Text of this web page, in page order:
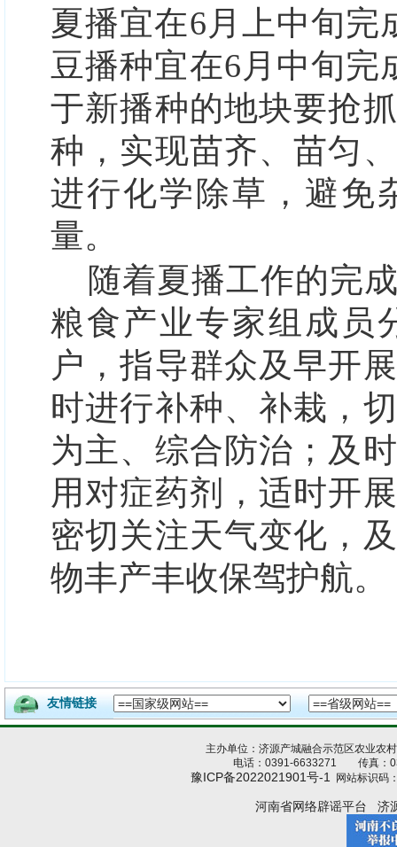
夏播宜在6月上中旬完
豆播种宜在6月中旬完
于新播种的地块要抢
种，实现苗齐、苗匀
进行化学除草，避免
量。
随着夏播工作的完
粮食产业专家组成员
户，指导群众及早开
时进行补种、补栽，
为主、综合防治；及
用对症药剂，适时开
密切关注天气变化，
物丰产丰收保驾护航。
友情链接
主办单位：济源产城融合示范区农业
电话：0391-6633271 传真：
豫ICP备2022021901号-1 网站标识码
河南省网络辟谣平台 济